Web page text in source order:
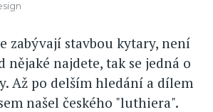
zabývají stavbou kytary, není
nějaké najdete, tak se jedná o
Až po delším hledání a dílem
našel českého "luthiera".